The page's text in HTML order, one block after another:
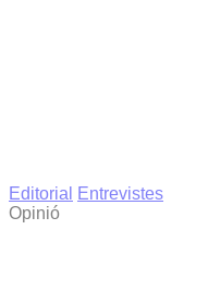
Editorial
Entrevistes
Opinió